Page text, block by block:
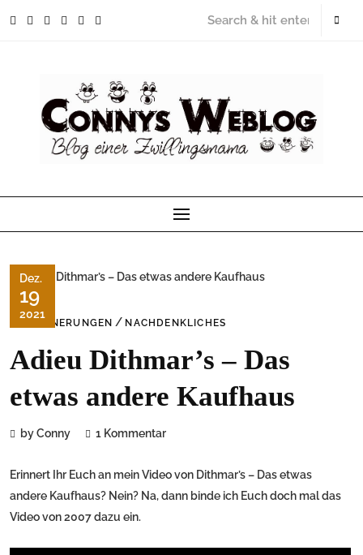
Dez.
19
2021
ERINNERUNGEN / NACHDENKLICHES
Adieu Dithmar’s – Das
etwas andere Kaufhaus
by Conny 1 Kommentar
Erinnert Ihr Euch an mein Video von Dithmar’s – Das etwas
andere Kaufhaus? Nein? Na, dann binde ich Euch doch mal das
Video von 2007 dazu ein.